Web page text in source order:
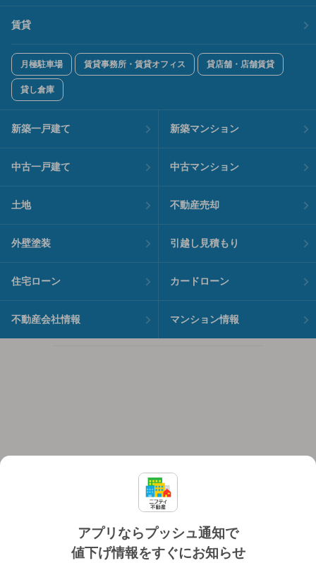
アプリならプッシュ通知で
値下げ情報をすぐにお知らせ
賃貸
月極駐車場 賃貸事務所・賃貸オフィス 貸店舗・店舗賃貸
貸し倉庫
新築一戸建て 新築マンション
中古一戸建て 中古マンション
土地 不動産売却
外壁塗装 引越し見積もり
住宅ローン カードローン
不動産会社情報 マンション情報
個人情報保護ポリシー 利用規約